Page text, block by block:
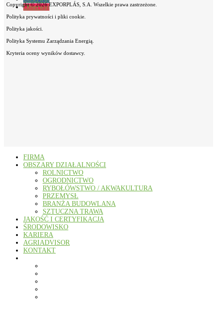
Obserwuj
Copyright © 2026 EXPORPLÁS, S.A. Wszelkie prawa zastrzeżone.
Polityka prywatności i pliki cookie.
Polityka jakości.
Polityka Systemu Zarządzania Energią.
Kryteria oceny wyników dostawcy.
FIRMA
OBSZARY DZIAŁALNOŚCI
ROLNICTWO
OGRODNICTWO
RYBOŁÓWSTWO / AKWAKULTURA
PRZEMYSŁ
BRANŻA BUDOWLANA
SZTUCZNA TRAWA
JAKOŚĆ I CERTYFIKACJA
ŚRODOWISKO
KARIERA
AGRIADVISOR
KONTAKT